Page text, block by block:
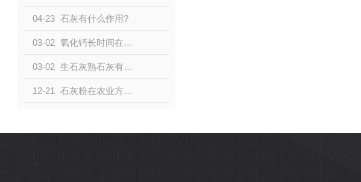
04-23 石灰有什么作用?
03-02 氧化钙长时间在空气中会有什么变化？
03-02 生石灰熟石灰有何区别？
12-21 石灰粉在农业方面的作用和功效是什么？